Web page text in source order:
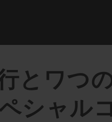
行とワ
シャル